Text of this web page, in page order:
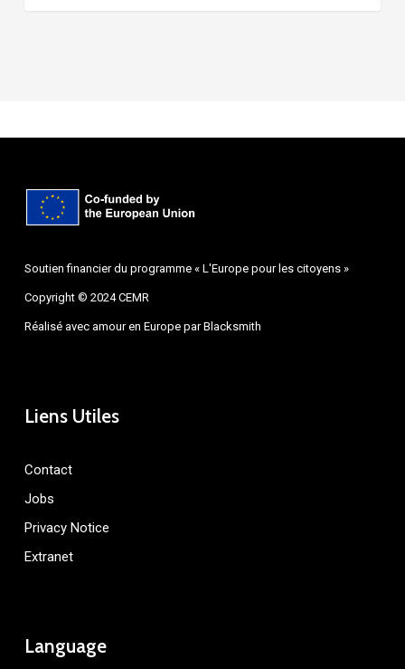
Soutien financier du programme « L'Europe pour les citoyens »
Copyright © 2024 CEMR
Réalisé avec amour en Europe parBlacksmith
Liens Utiles
Contact
Jobs
Privacy Notice
Extranet
Language